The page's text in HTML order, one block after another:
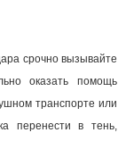
срочно вызывайте
оказать помощь
транспорте или
перенести в тень,